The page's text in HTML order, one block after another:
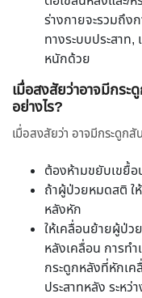
ร่างกายจะรวมถึง
ทางระบบประสาท
หนักด้วย
เมื่อสงสัยว่าอาจมีกร
อย่างไร?
เมื่อสงสัยว่า อาจมีกระดูก
ต้องห้ามขยับเขยื้
ถ้าผู้ป่วยหมดสติ ใ
หลังหัก
ให้เคลื่อนย้ายผู้ป่ว
หลังเคลื่อน การท
กระดูกหลังที่หักเ
ประสาทหลัง ระห